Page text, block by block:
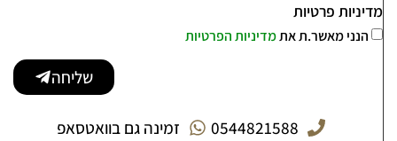
מדיניות פרטיות
הנני מאשר.ת אתמדיניות הפרטיות
שליחה
0544821588
זמינה גם בוואטסאפ